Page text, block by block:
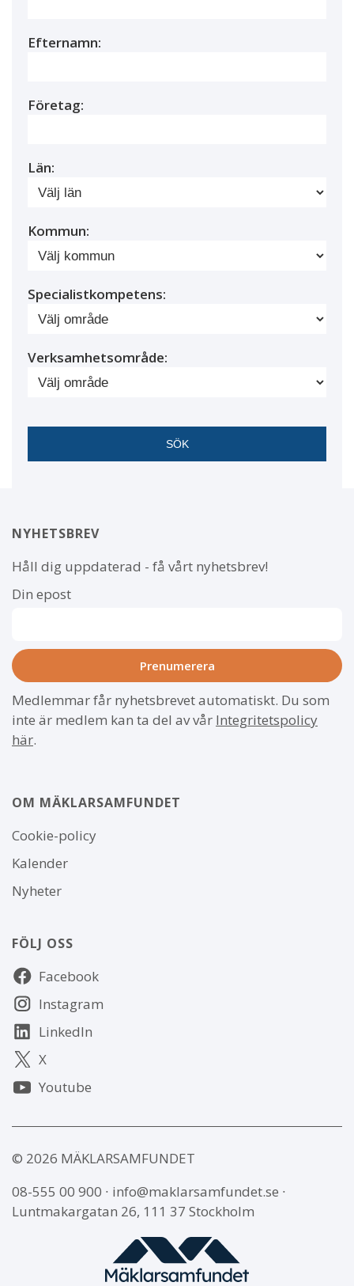
Efternamn:
Företag:
Län:
Kommun:
Specialistkompetens:
Verksamhetsområde:
NYHETSBREV
Håll dig uppdaterad - få vårt nyhetsbrev!
Din epost
Medlemmar får nyhetsbrevet automatiskt. Du som
inte är medlem kan ta del av vår Integritetspolicy
här.
OM MÄKLARSAMFUNDET
Om
webbplatsen
Cookie-policy
Kalender
Nyheter
FÖLJ OSS
Följ
oss Facebook
Instagram
LinkedIn
X
Youtube
© 2026 MÄKLARSAMFUNDET
08-555 00 900 ∙ info@maklarsamfundet.se ∙
Luntmakargatan 26, 111 37 Stockholm